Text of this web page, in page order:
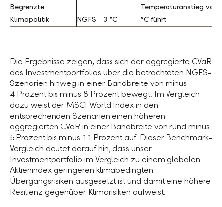
Begrenzte
Klimapolitik
NGFS 3 °C
Temperaturanstieg von
°C führt.
Begrenzte
Klimapolitik
Die Ergebnisse zeigen, dass sich der aggregierte CVaR
des Investmentportfolios über die betrachteten NGFS-
Szenarien hinweg in einer Bandbreite von minus
4 Prozentbis minus 8 Prozentbewegt. Im Vergleich
dazu weist der MSCI World Index in den
entsprechenden Szenarien einen höheren
aggregierten CVaR in einer Bandbreite von rund minus
5 Prozentbis minus 11 Prozent auf. Dieser Benchmark-
Vergleich deutet darauf hin, dass unser
Investmentportfolio im Vergleich zu einem globalen
Aktienindex geringeren klimabedingten
Übergangsrisiken ausgesetzt ist und damit eine höhere
Resilienz gegenüber Klimarisiken aufweist.